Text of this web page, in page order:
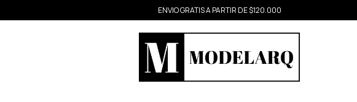
3 CUOTAS SIN INTERES CON TARJETA DE CREDITO